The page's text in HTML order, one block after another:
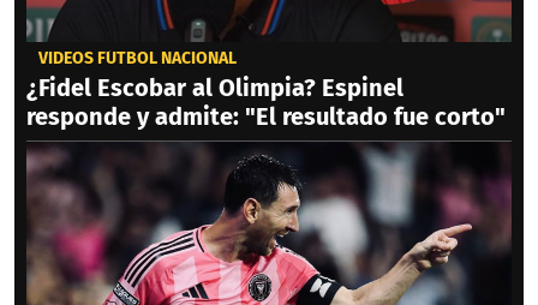
VIDEOS FÚTBOL NACIONAL
¿Fidel Escobar al Olimpia? Espinel
responde y admite: "El resultado fue corto"